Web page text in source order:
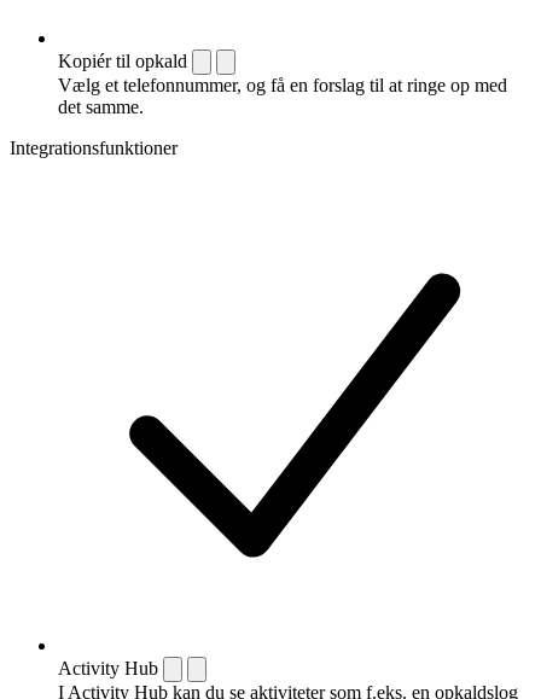
Kopiér til opkald
Vælg et telefonnummer, og få en forslag til at ringe op med
det samme.
Integrationsfunktioner
Activity Hub
I Activity Hub kan du se aktiviteter som f.eks. en opkaldslog